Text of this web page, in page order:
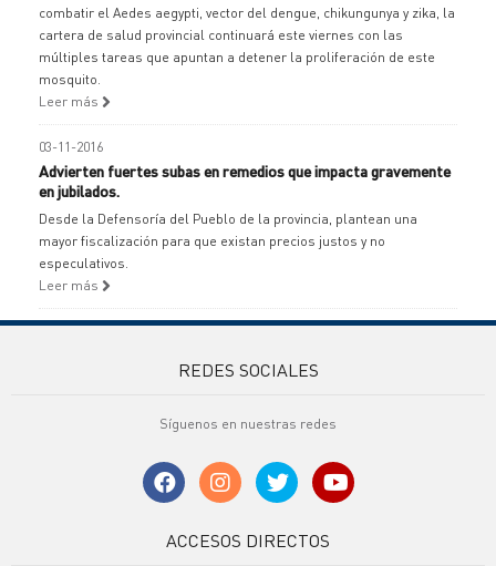
combatir el Aedes aegypti, vector del dengue, chikungunya y zika, la
cartera de salud provincial continuará este viernes con las
múltiples tareas que apuntan a detener la proliferación de este
mosquito.
Leer más
03-11-2016
Advierten fuertes subas en remedios que impacta gravemente
en jubilados.
Desde la Defensoría del Pueblo de la provincia, plantean una
mayor fiscalización para que existan precios justos y no
especulativos.
Leer más
REDES SOCIALES
Síguenos en nuestras redes
ACCESOS DIRECTOS